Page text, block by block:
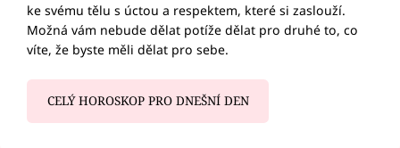
ke svému tělu s úctou a respektem, které si zaslouží.
Možná vám nebude dělat potíže dělat pro druhé to, co
víte, že byste měli dělat pro sebe.
CELÝ HOROSKOP PRO DNEŠNÍ DEN